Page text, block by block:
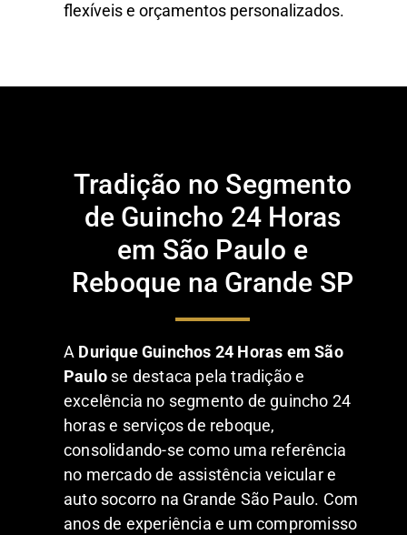
flexíveis e orçamentos personalizados.
Tradição no Segmento
de Guincho 24 Horas
em São Paulo e
Reboque na Grande SP
A Durique Guinchos 24 Horas em São
Paulo se destaca pela tradição e
excelência no segmento de guincho 24
horas e serviços de reboque,
consolidando-se como uma referência
no mercado de assistência veicular e
auto socorro na Grande São Paulo. Com
anos de experiência e um compromisso